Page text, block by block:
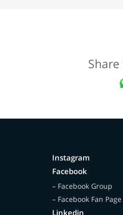
Instagram
Facebook
– Facebook Group
– Facebook Fan Page
Linkedin